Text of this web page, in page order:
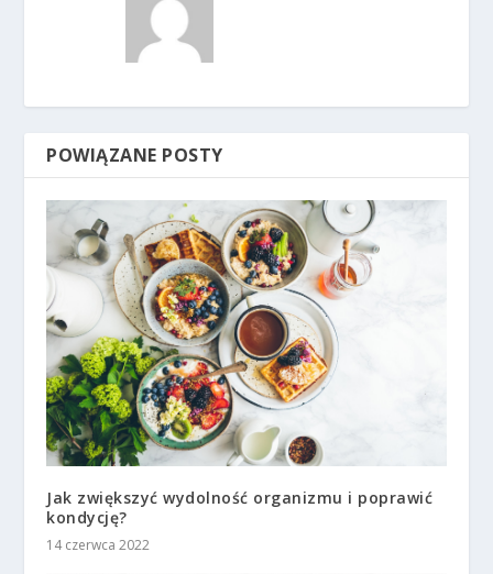
POWIĄZANE POSTY
Jak zwiększyć wydolność organizmu i poprawić
kondycję?
14 czerwca 2022